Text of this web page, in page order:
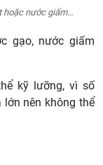
hoặc nước giấm…
gạo, nước giấm
kỹ lưỡng, vì số
nên không thể